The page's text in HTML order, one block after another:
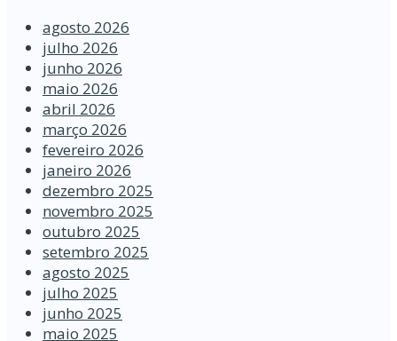
agosto 2026
julho 2026
junho 2026
maio 2026
abril 2026
março 2026
fevereiro 2026
janeiro 2026
dezembro 2025
novembro 2025
outubro 2025
setembro 2025
agosto 2025
julho 2025
junho 2025
maio 2025